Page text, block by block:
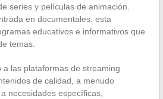
series y películas de animación.
en documentales, esta
educativos e informativos que
temas.
a las plataformas de streaming
de calidad, a menudo
necesidades específicas,